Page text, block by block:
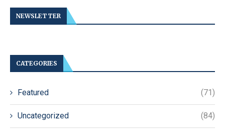
NEWSLETTER
CATEGORIES
Featured (71)
Uncategorized (84)